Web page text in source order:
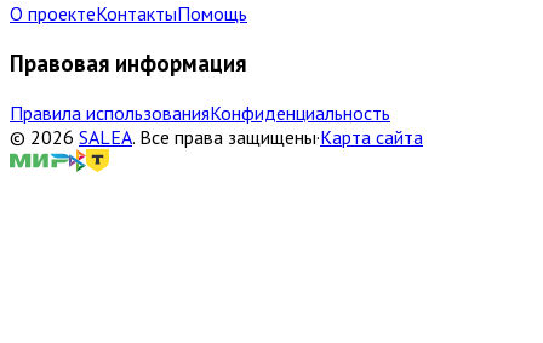
О проектеКонтактыПомощь
Правовая информация
Правила использованияКонфиденциальность
© 2026 SALEA. Все права защищены·Карта сайта